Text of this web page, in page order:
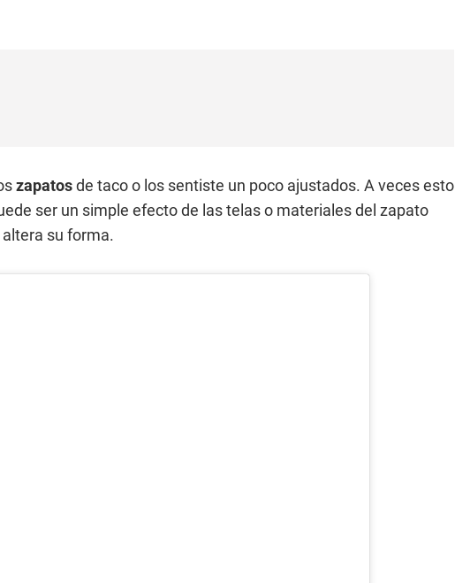
zapatosde taco o los sentiste un poco ajustados. A veces esto
ser un simple efecto de las telas o materiales del zapato
su forma.